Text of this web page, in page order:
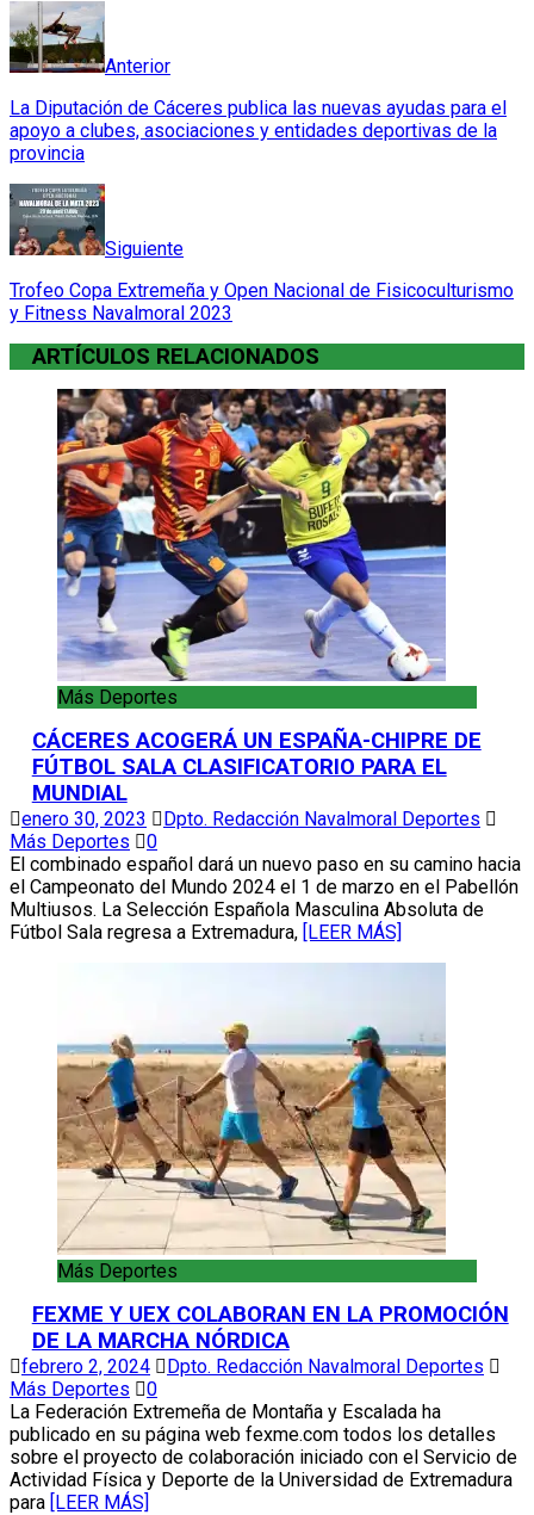
web
Anterior
La Diputación de Cáceres publica las nuevas ayudas para el
apoyo a clubes, asociaciones y entidades deportivas de la
provincia
Siguiente
Trofeo Copa Extremeña y Open Nacional de Fisicoculturismo
y Fitness Navalmoral 2023
ARTÍCULOS RELACIONADOS
Más Deportes
CÁCERES ACOGERÁ UN ESPAÑA-CHIPRE DE
FÚTBOL SALA CLASIFICATORIO PARA EL
MUNDIAL
enero 30, 2023
Dpto. Redacción Navalmoral Deportes
Más Deportes
0
El combinado español dará un nuevo paso en su camino hacia
el Campeonato del Mundo 2024 el 1 de marzo en el Pabellón
Multiusos. La Selección Española Masculina Absoluta de
Fútbol Sala regresa a Extremadura, [LEER MÁS]
Más Deportes
FEXME Y UEX COLABORAN EN LA PROMOCIÓN
DE LA MARCHA NÓRDICA
febrero 2, 2024
Dpto. Redacción Navalmoral Deportes
Más Deportes
0
La Federación Extremeña de Montaña y Escalada ha
publicado en su página web fexme.com todos los detalles
sobre el proyecto de colaboración iniciado con el Servicio de
Actividad Física y Deporte de la Universidad de Extremadura
para [LEER MÁS]